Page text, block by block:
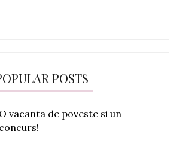
POSTS
O vacanta de poveste si un
concurs!